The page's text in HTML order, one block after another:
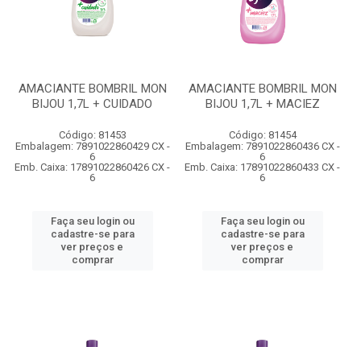
AMACIANTE BOMBRIL MON
BIJOU 1,7L + CUIDADO
Código: 81453
Embalagem: 7891022860429 CX -
6
Emb. Caixa: 17891022860426 CX -
6
Faça seu login ou
cadastre-se para
ver preços e
comprar
AMACIANTE BOMBRIL MON
BIJOU 1,7L + MACIEZ
Código: 81454
Embalagem: 7891022860436 CX -
6
Emb. Caixa: 17891022860433 CX -
6
Faça seu login ou
cadastre-se para
ver preços e
comprar